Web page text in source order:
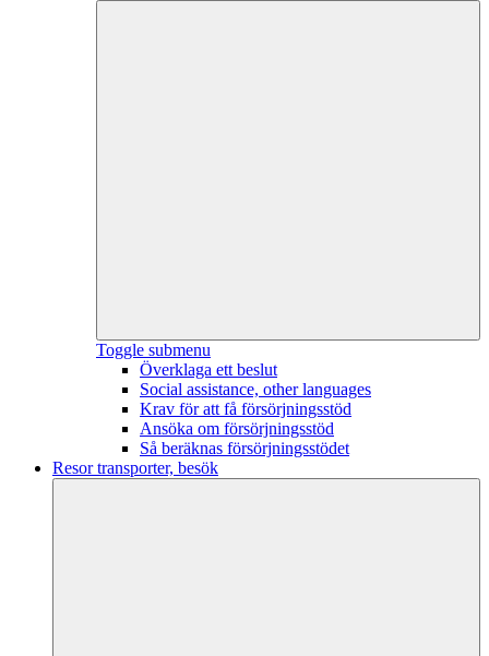
Toggle submenu
Överklaga ett beslut
Social assistance, other languages
Krav för att få försörjningsstöd
Ansöka om försörjningsstöd
Så beräknas försörjningsstödet
Resor transporter, besök